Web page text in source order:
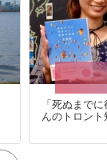
「死ぬまで
んのトロン